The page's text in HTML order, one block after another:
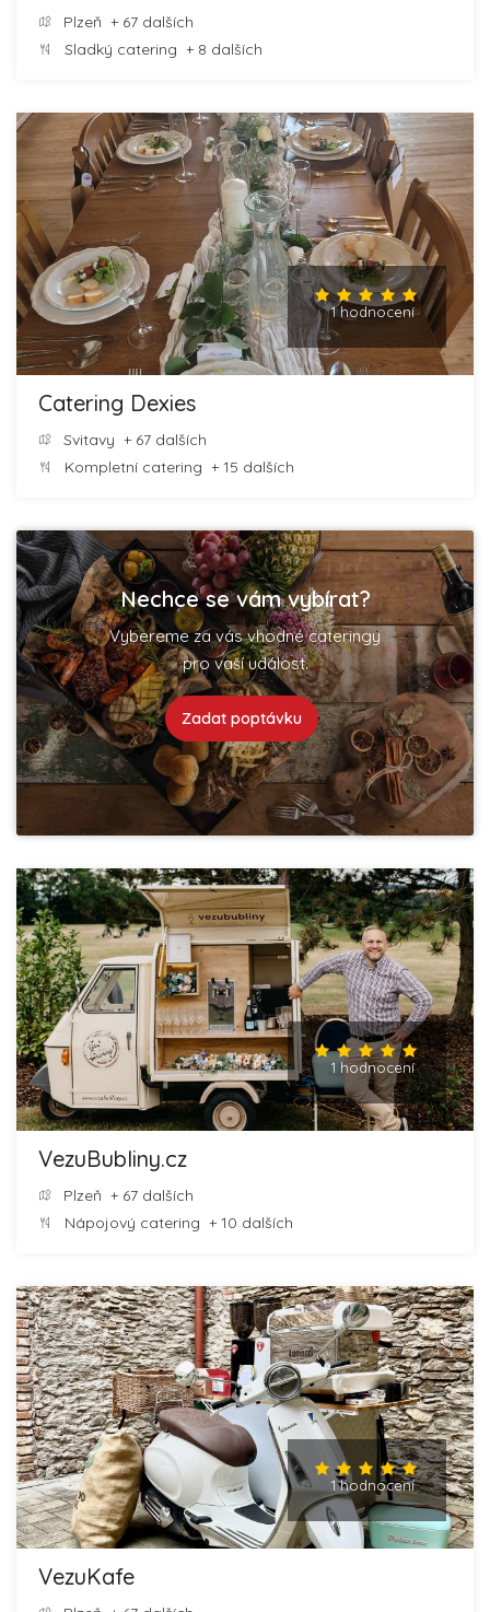
Plzeň + 67 dalších
Sladký catering + 8 dalších
1 hodnocení
Catering Dexies
Svitavy + 67 dalších
Kompletní catering + 15 dalších
Nechce se vám vybírat?
Vybereme za vás vhodné cateringy
pro vaší událost.
Zadat poptávku
1 hodnocení
VezuBubliny.cz
Plzeň + 67 dalších
Nápojový catering + 10 dalších
1 hodnocení
VezuKafe